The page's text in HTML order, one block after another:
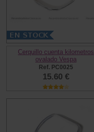
Cerquillo cuenta kilometros
ovalado Vespa
Ref. PC0025
15.60 €